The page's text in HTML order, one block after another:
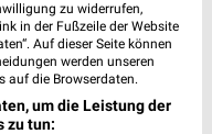
|
Geschlossen
zu widerrufen,
in der Fußzeile der Website
Auf dieser Seite können
werden unseren
auf die Browserdaten.
um die Leistung der
zu tun: